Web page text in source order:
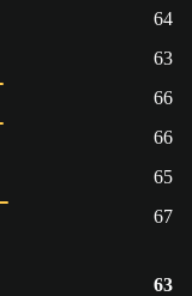
64
63
66
66
65
67
63